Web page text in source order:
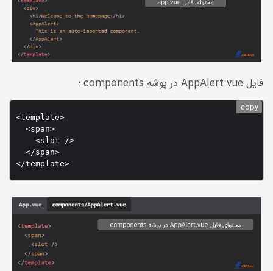
فایل AppAlert.vue در پوشه components :
<template>
  <span>
    <slot />
  </span>
copy